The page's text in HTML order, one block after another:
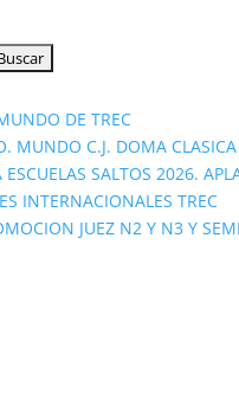
DE TREC
MUNDO C.J. DOMA
SALTOS 2026.
INTERNACIONALES TREC
JUEZ N2 Y N3 Y